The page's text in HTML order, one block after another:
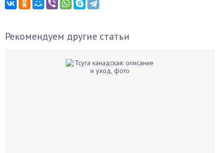
Рекомендуем другие статьи